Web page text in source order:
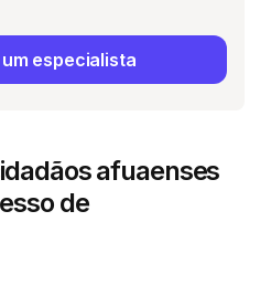
afuaenses
de
um especialista